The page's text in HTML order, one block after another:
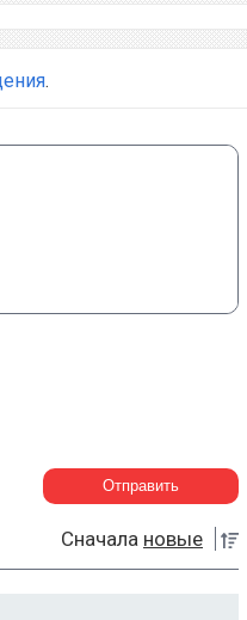
.
Сначала новые